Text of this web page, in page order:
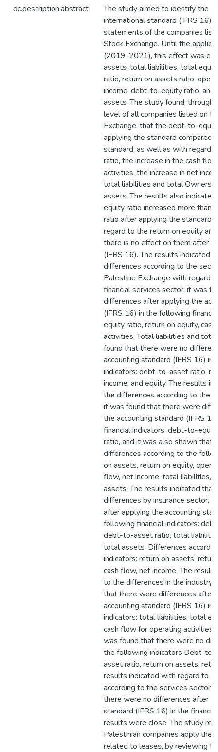
dc.description.abstract
The study aimed to identify the
international standard (IFRS 16)
statements of the companies
Stock Exchange. Until the
(2019-2021), this effect was
assets, total liabilities, total
ratio, return on assets ratio,
income, debt-to-equity ratio,
assets. The study found,
level of all companies listed on
Exchange, that the debt-to-
applying the standard compared
standard, as well as with regard
ratio, the increase in the cash
activities, the increase in net
total liabilities and total
assets. The results also
equity ratio increased more
ratio after applying the standard
regard to the return on equity
there is no effect on them after
(IFRS 16). The results indicated
differences according to the
Palestine Exchange with regard
financial services sector, it was
differences after applying the
(IFRS 16) in the following
equity ratio, return on equity,
activities, Total liabilities and
found that there were no
accounting standard (IFRS 16) in
indicators: debt-to-asset ratio,
income, and equity. The results
the differences according to the
it was found that there were
the accounting standard (IFRS
financial indicators: debt-to-
ratio, and it was also shown that
differences according to the
on assets, return on equity,
flow, net income, total liabilities,
assets. The results indicated
differences by insurance sector,
after applying the accounting
following financial indicators:
debt-to-asset ratio, total
total assets. Differences
indicators: return on assets,
cash flow, net income. The
to the differences in the industry
that there were differences after
accounting standard (IFRS 16) in
indicators: total liabilities, total
cash flow for operating activities,
was found that there were no
the following indicators Debt-
asset ratio, return on assets,
results indicated with regard to
according to the services sector,
there were no differences after
standard (IFRS 16) in the
results were close. The study
Palestinian companies apply the
related to leases, by reviewing